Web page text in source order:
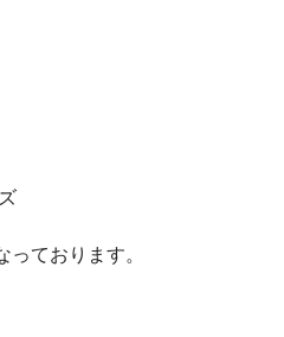
ております。